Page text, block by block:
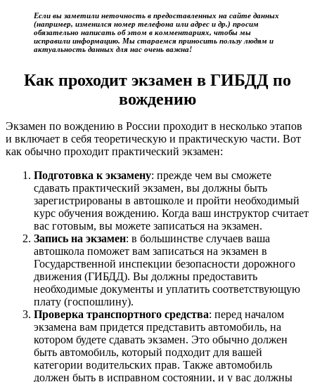
Если вы заметили неточность в предоставленных на сайте данных
(например, изменился номер телефона или адрес и др.) просим
обязательно написать об этом в комментариях, чтобы мы
исправили информацию. Мы стараемся приносить пользу людям и
актуальность данных для нас очень важна!
Как проходит экзамен в ГИБДД по
вождению
Экзамен по вождению в России проходит в несколько этапов
и включает в себя теоретическую и практическую части. Вот
как обычно проходит практический экзамен:
Подготовка к экзамену: прежде чем вы сможете
сдавать практический экзамен, вы должны быть
зарегистрированы в автошколе и пройти необходимый
курс обучения вождению. Когда ваш инструктор считает
вас готовым, вы можете записаться на экзамен.
Запись на экзамен: в большинстве случаев ваша
автошкола поможет вам записаться на экзамен в
Государственной инспекции безопасности дорожного
движения (ГИБДД). Вы должны предоставить
необходимые документы и уплатить соответствующую
плату (госпошлину).
Проверка транспортного средства: перед началом
экзамена вам придется представить автомобиль, на
котором будете сдавать экзамен. Это обычно должен
быть автомобиль, который подходит для вашей
категории водительских прав. Также автомобиль
должен быть в исправном состоянии, и у вас должны